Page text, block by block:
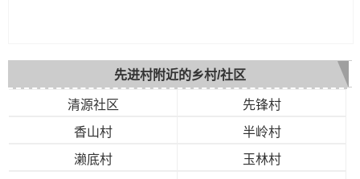
先进村附近的乡村/社区
清源社区
先锋村
香山村
半岭村
濑底村
玉林村